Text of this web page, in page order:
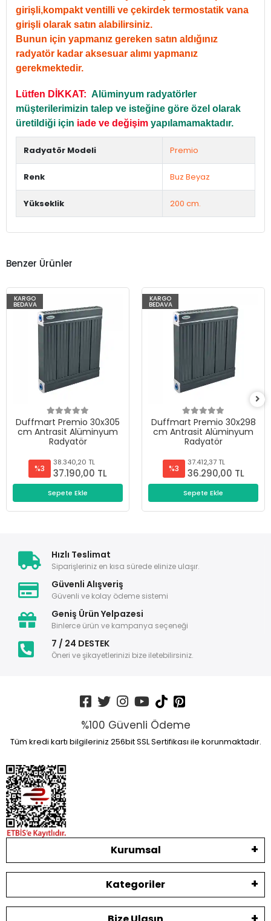
girişli,kompakt ventilli ve çekirdek termostatik vana
girişli olarak satın alabilirsiniz.
Bunun için yapmanız gereken satın aldığınız
radyatör kadar aksesuar alımı yapmanız
gerekmektedir.
Lütfen DİKKAT: Alüminyum radyatörler
müşterilerimizin talep ve isteğine göre özel olarak
üretildiği için iade ve değişim yapılamamaktadır.
Radyatör Modeli Premio
Renk Buz Beyaz
Yükseklik 200 cm.
Benzer Ürünler
KARGO
BEDAVA
Duffmart Premio 30x305
cm Antrasit Alüminyum
Radyatör
%3
38.340,20 TL
37.190,00 TL
Sepete Ekle
KARGO
BEDAVA
Duffmart Premio 30x298
cm Antrasit Alüminyum
Radyatör
%3
37.412,37 TL
36.290,00 TL
Sepete Ekle
Hızlı Teslimat
Siparişleriniz en kısa sürede elinize ulaşır.
Güvenli Alışveriş
Güvenli ve kolay ödeme sistemi
Geniş Ürün Yelpazesi
Binlerce ürün ve kampanya seçeneği
7 / 24 DESTEK
Öneri ve şikayetlerinizi bize iletebilirsiniz.
%100 Güvenli Ödeme
Tüm kredi kartı bilgileriniz 256bit SSL Sertifikası ile korunmaktadır.
Kurumsal
Kategoriler